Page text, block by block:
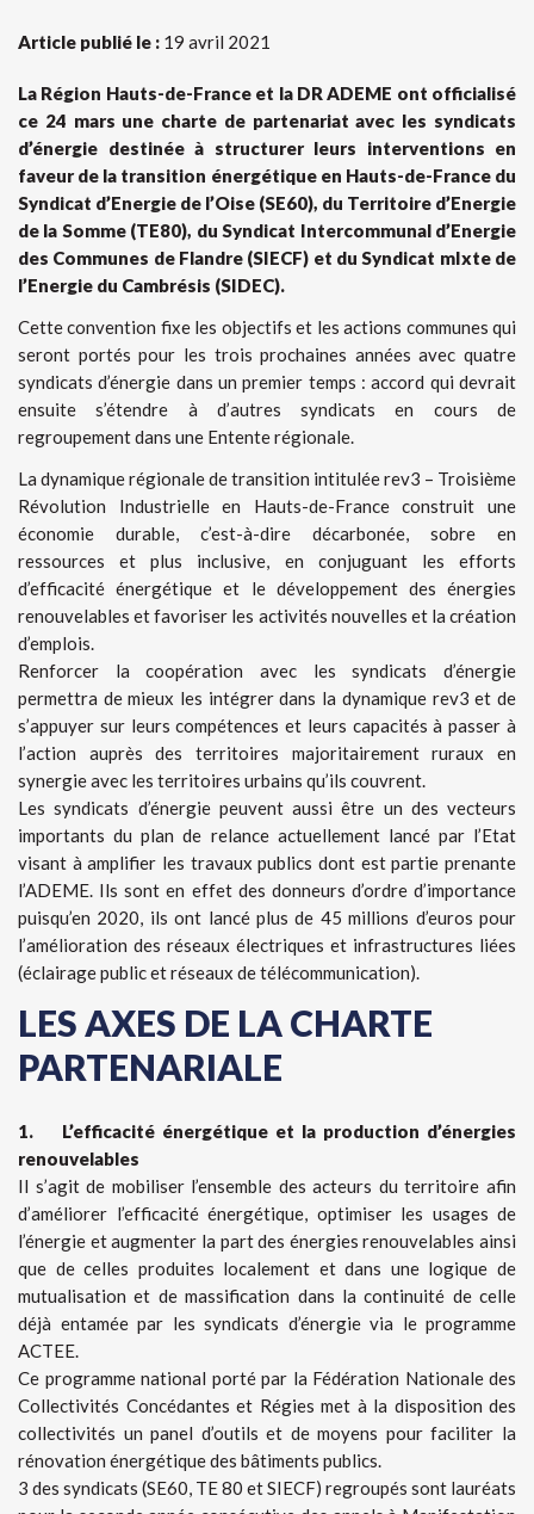
Article publié le : 19 avril 2021
La Région Hauts-de-France et la DR ADEME ont officialisé
ce 24 mars une charte de partenariat avec les syndicats
d’énergie destinée à structurer leurs interventions en
faveur de la transition énergétique en Hauts-de-France du
Syndicat d’Energie de l’Oise (SE60), du Territoire d’Energie
de la Somme (TE80), du Syndicat Intercommunal d’Energie
des Communes de Flandre (SIECF) et du Syndicat mIxte de
l’Energie du Cambrésis (SIDEC).
Cette convention fixe les objectifs et les actions communes qui
seront portés pour les trois prochaines années avec quatre
syndicats d’énergie dans un premier temps : accord qui devrait
ensuite s’étendre à d’autres syndicats en cours de
regroupement dans une Entente régionale.
La dynamique régionale de transition intitulée rev3 – Troisième
Révolution Industrielle en Hauts-de-France construit une
économie durable, c’est-à-dire décarbonée, sobre en
ressources et plus inclusive, en conjuguant les efforts
d’efficacité énergétique et le développement des énergies
renouvelables et favoriser les activités nouvelles et la création
d’emplois.
Renforcer la coopération avec les syndicats d’énergie
permettra de mieux les intégrer dans la dynamique rev3 et de
s’appuyer sur leurs compétences et leurs capacités à passer à
l’action auprès des territoires majoritairement ruraux en
synergie avec les territoires urbains qu’ils couvrent.
Les syndicats d’énergie peuvent aussi être un des vecteurs
importants du plan de relance actuellement lancé par l’Etat
visant à amplifier les travaux publics dont est partie prenante
l’ADEME. Ils sont en effet des donneurs d’ordre d’importance
puisqu’en 2020, ils ont lancé plus de 45 millions d’euros pour
l’amélioration des réseaux électriques et infrastructures liées
(éclairage public et réseaux de télécommunication).
LES AXES DE LA CHARTE
PARTENARIALE
1. L’efficacité énergétique et la production d’énergies
renouvelables
Il s’agit de mobiliser l’ensemble des acteurs du territoire afin
d’améliorer l’efficacité énergétique, optimiser les usages de
l’énergie et augmenter la part des énergies renouvelables ainsi
que de celles produites localement et dans une logique de
mutualisation et de massification dans la continuité de celle
déjà entamée par les syndicats d’énergie via le programme
ACTEE.
Ce programme national porté par la Fédération Nationale des
Collectivités Concédantes et Régies met à la disposition des
collectivités un panel d’outils et de moyens pour faciliter la
rénovation énergétique des bâtiments publics.
3 des syndicats (SE60, TE 80 et SIECF) regroupés sont lauréats